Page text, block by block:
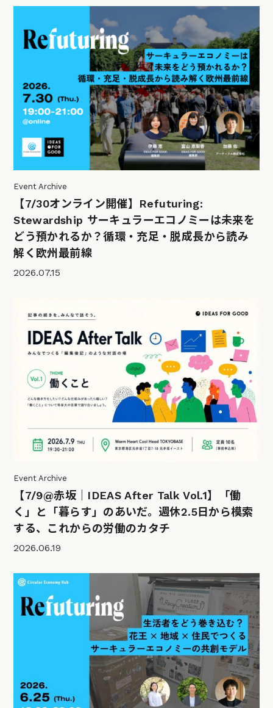
Event Archive
【7/30オンライン開催】Refuturing:
Stewardship サーキュラーエコノミーは未来を
どう預かれるか？循環・充足・脱成長から読み
解く欧州最前線
2026.07.15
Event Archive
【7/9@赤坂｜IDEAS After Talk Vol.1】「働
く」と「暮らす」のあいだ。週休2.5日から模索
する、これからの労働のカタチ
2026.06.19